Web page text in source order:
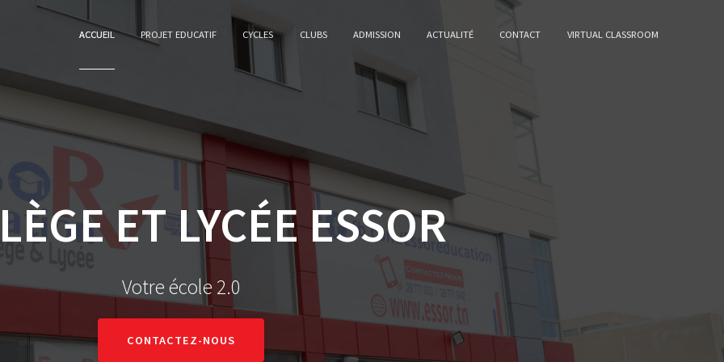
ACCUEIL PROJET EDUCATIF CYCLES CLUBS ADMISSION ACTUALITÉ CONTACT VIRTUAL CLASSROOM
ET LYCÉE ESSOR
Votre école 2.0
CONTACTEZ-NOUS